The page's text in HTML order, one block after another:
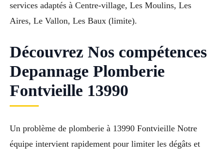
services adaptés à Centre-village, Les Moulins, Les
Aires, Le Vallon, Les Baux (limite).
Découvrez Nos compétences
Depannage Plomberie
Fontvieille 13990
Un problème de plomberie à 13990 Fontvieille Notre
équipe intervient rapidement pour limiter les dégâts et